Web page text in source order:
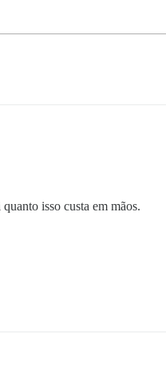
isso custa em mãos.